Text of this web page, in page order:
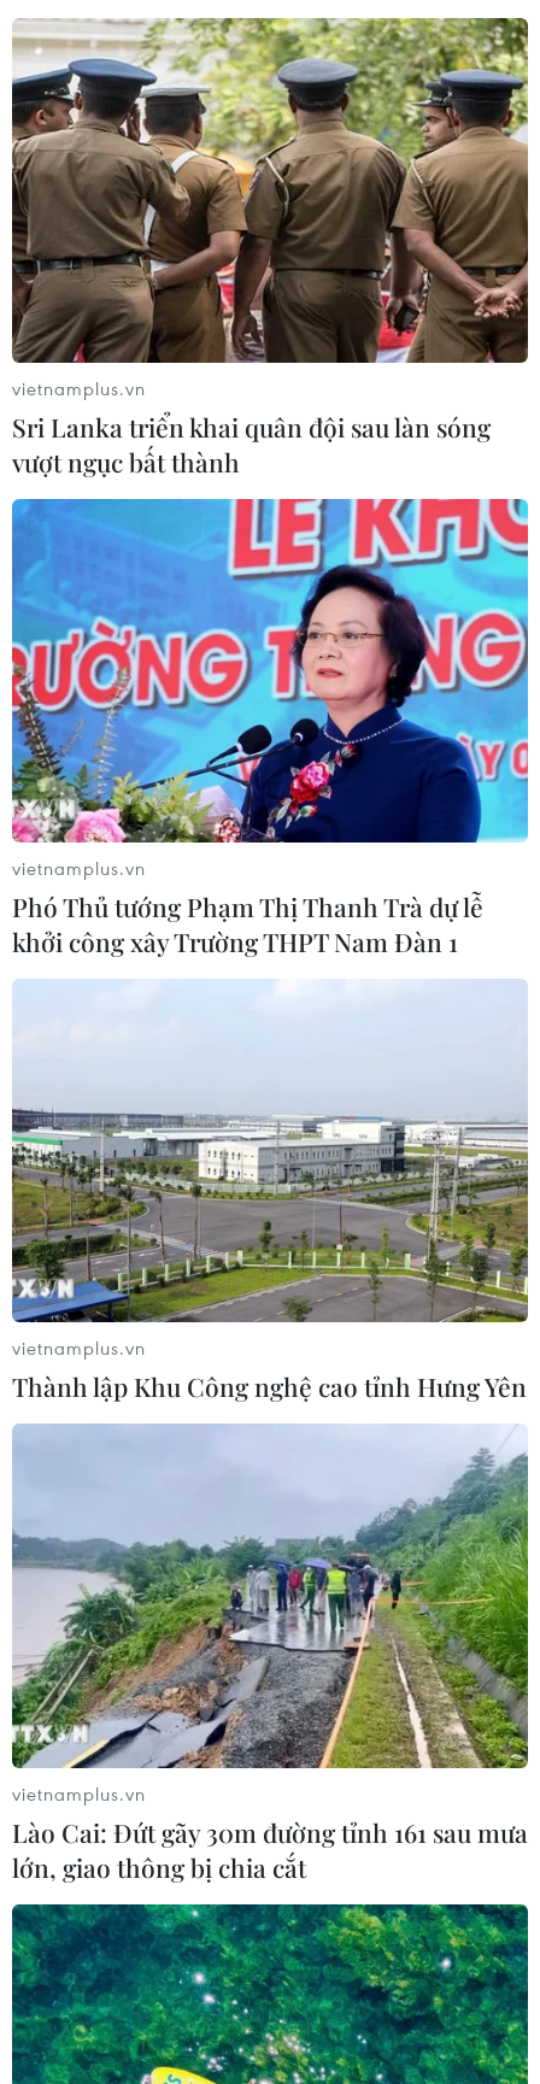
vietnamplus.vn
Sri Lanka triển khai quân đội sau làn sóng
vượt ngục bất thành
vietnamplus.vn
Phó Thủ tướng Phạm Thị Thanh Trà dự lễ
khởi công xây Trường THPT Nam Đàn 1
vietnamplus.vn
Thành lập Khu Công nghệ cao tỉnh Hưng Yên
vietnamplus.vn
Lào Cai: Đứt gãy 30m đường tỉnh 161 sau mưa
lớn, giao thông bị chia cắt